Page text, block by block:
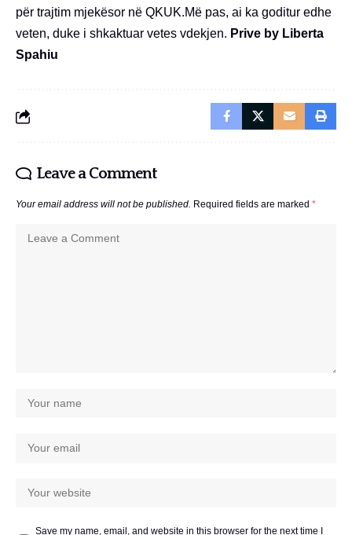
për trajtim mjekësor në QKUK.Më pas, ai ka goditur edhe
veten, duke i shkaktuar vetes vdekjen. Prive by Liberta
Spahiu
Leave a Comment
Your email address will not be published. Required fields are marked *
Save my name, email, and website in this browser for the next time I